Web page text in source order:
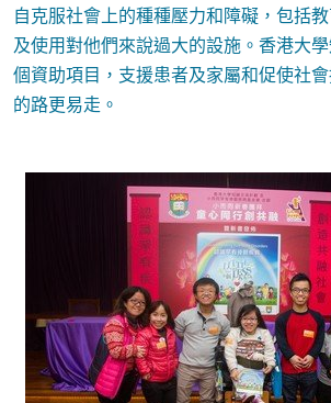
自克服社會上的種種壓力和障礙，包括
及使用對他們來說過大的設施。香港大
個資助項目，支援患者及家屬和促使社
的路更易走。